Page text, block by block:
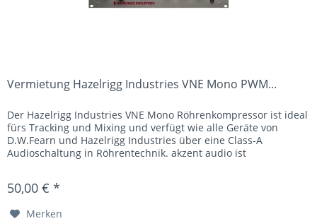
Vermietung Hazelrigg Industries VNE Mono PWM...
Der Hazelrigg Industries VNE Mono Röhrenkompressor ist ideal
fürs Tracking und Mixing und verfügt wie alle Geräte von
D.W.Fearn und Hazelrigg Industries über eine Class-A
Audioschaltung in Röhrentechnik. akzent audio ist
50,00 € *
Merken